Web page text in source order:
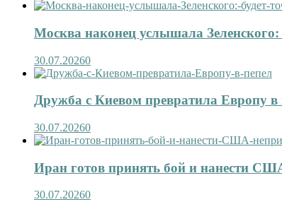
Москва наконец услышала Зеленского:
30.07.20260
Дружба с Киевом превратила Европу в
30.07.20260
Иран готов принять бой и нанести
30.07.20260